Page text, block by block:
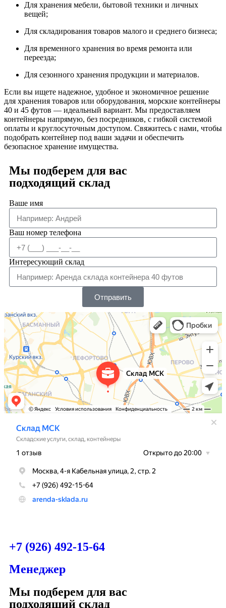
Для хранения мебели, бытовой техники и личных
вещей;
Для складирования товаров малого и среднего бизнеса;
Для временного хранения во время ремонта или
переезда;
Для сезонного хранения продукции и материалов.
Если вы ищете надежное, удобное и экономичное решение
для хранения товаров или оборудования, морские контейнеры
40 и 45 футов — идеальный вариант. Мы предоставляем
контейнеры напрямую, без посредников, с гибкой системой
оплаты и круглосуточным доступом. Свяжитесь с нами, чтобы
подобрать контейнер под ваши задачи и обеспечить
безопасное хранение имущества.
Мы подберем для вас
подходящий склад
Ваше имя
Ваш номер телефона
Интересующий склад
Отправить
+7 (926) 492-15-64
Менеджер
Мы подберем для вас
подходящий склад